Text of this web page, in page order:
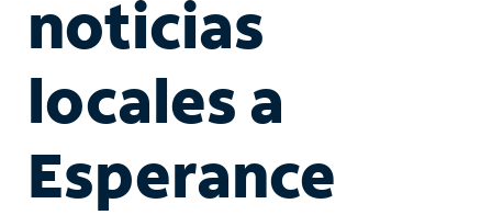
noticias
locales a
Esperance